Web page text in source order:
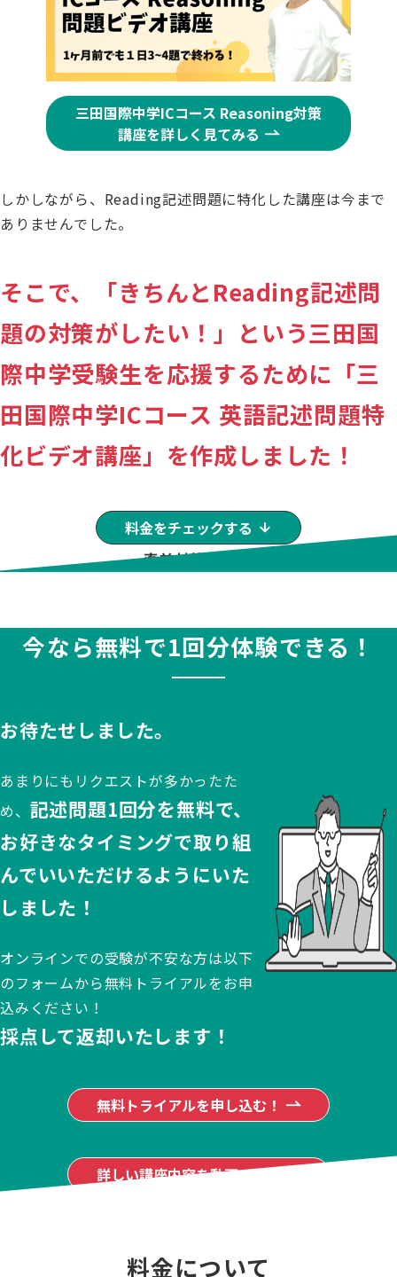
三田国際中学ICコース Reasoning対策
講座を詳しく見てみる
しかしながら、Reading記述問題に特化した講座は今まで
ありませんでした。
そこで、「きちんとReading記述問
題の対策がしたい！」という三田国
際中学受験生を応援するために「三
田国際中学ICコース 英語記述問題特
化ビデオ講座」を作成しました！
料金をチェックする
直前対策に最適
今なら無料で1回分体験できる！
お待たせしました。
あまりにもリクエストが多かったた
め、 記述問題1回分を無料で、
お好きなタイミングで取り組
んでいいただけるようにいた
しました！
オンラインでの受験が不安な方は以下
のフォームから無料トライアルをお申
込みください！
採点して返却いたします！
無料トライアルを申し込む！
詳しい講座内容を動画で見る
料金について